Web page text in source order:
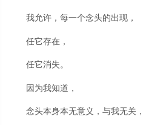
我允许，每一个念头的出现，
任它存在，
任它消失。
因为我知道，
念头本身本无意义，与我无关，